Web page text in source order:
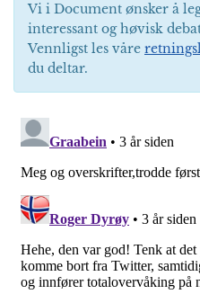
Vi i Document ønsker å
interessant og høvisk
Vennligst les våre
du deltar.